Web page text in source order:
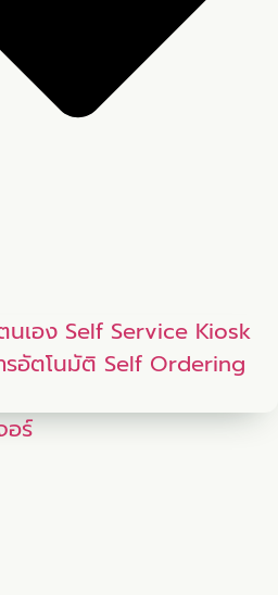
นเอง Self Service Kiosk
รอัตโนมัติ Self Ordering
อร์